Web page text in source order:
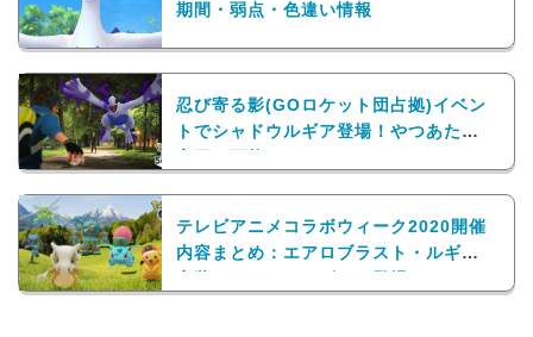
期間・弱点・色違い情報
忍び寄る影(GOロケット団占拠)イベン
トでシャドウルギア登場！やつあたり
テレビアニメコラボウィーク2020開催
内容まとめ：エアロブラスト・ルギア